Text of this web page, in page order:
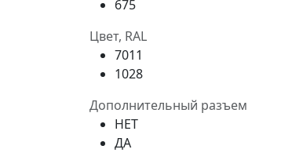
675
Цвет, RAL
7011
1028
Дополнительный разъем
НЕТ
ДА